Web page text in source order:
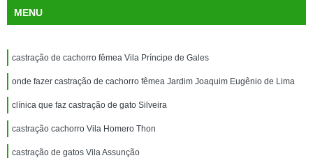
MENU
castração de cachorro fêmea Vila Príncipe de Gales
onde fazer castração de cachorro fêmea Jardim Joaquim Eugênio de Lima
clínica que faz castração de gato Silveira
castração cachorro Vila Homero Thon
castração de gatos Vila Assunção